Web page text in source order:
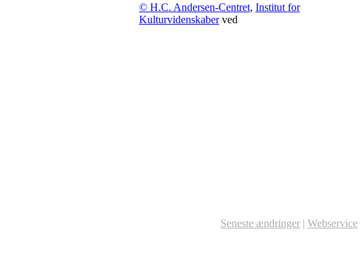
© H.C. Andersen-Centret, Institut for
Kulturvidenskaberved
Seneste ændringer | Webservice